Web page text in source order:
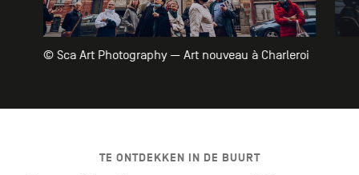
© Sca Art Photography — Art nouveau à Charleroi
TE ONTDEKKEN IN DE BUURT